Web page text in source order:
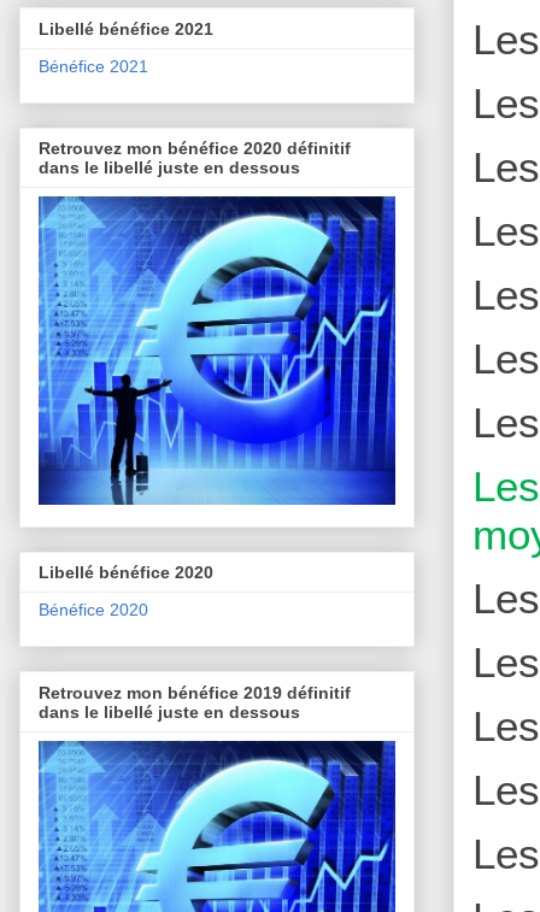
Libellé bénéfice 2021
Bénéfice 2021
Retrouvez mon bénéfice 2020 définitif
dans le libellé juste en dessous
Libellé bénéfice 2020
Bénéfice 2020
Retrouvez mon bénéfice 2019 définitif
dans le libellé juste en dessous